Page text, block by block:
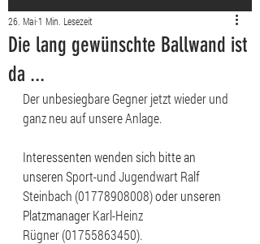
Die lang gewünschte Ballwand ist
da ...
26. Mai 1 Min. Lesezeit
Der unbesiegbare Gegner jetzt wieder und
ganz neu auf unsere Anlage.
Interessenten wenden sich bitte an
unseren Sport-und Jugendwart Ralf
Steinbach (01778908008) oder unseren
Platzmanager Karl-Heinz
Rügner (01755863450).